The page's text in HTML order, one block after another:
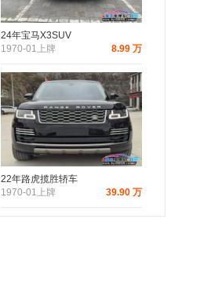
24年宝马X3SUV
1970-01上牌
8.99 万
22年路虎揽胜轿车
1970-01上牌
39.90 万